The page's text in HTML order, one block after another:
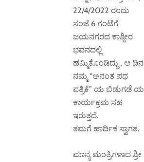
22/4/2022 ರಂದು
ಸಂಜೆ 6 ಗಂಟೆಗೆ
ಜಯನಗರದ ಕಾಶ್ಮೀರ
ಭವನದಲ್ಲಿ
ಹಮ್ಮಿಕೊಂಡಿದ್ದು , ಆ ದಿನ
ನಮ್ಮ “ಅನಂತ ಪಥ
ಪತ್ರಿಕೆ” ಯ ಬಿಡುಗಡೆ ಯ
ಕಾರ್ಯಕ್ರಮ ಸಹ
ಇರುತ್ತದೆ.
ತಮಗೆ ಹಾರ್ದಿಕ ಸ್ವಾಗತ.
ಮಾನ್ಯ ಮಂತ್ರಿಗಳಾದ ಶ್ರೀ